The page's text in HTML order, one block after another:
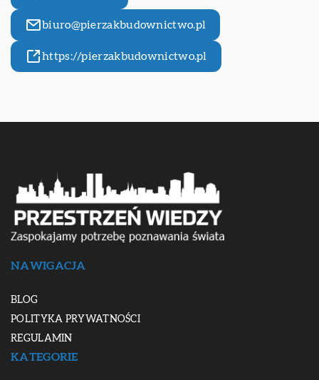
biuro@pierzakbudownictwo.pl
https://pierzakbudownictwo.pl
NAWIGACJA
BLOG
POLITYKA PRYWATNOŚCI
REGULAMIN
KATEGORIE